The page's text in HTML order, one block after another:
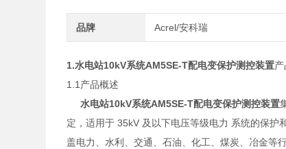
品牌 Acrel/安科瑞
1.水电站10kV系统AM5SE-T配电变保护测控装置
1.1产品概述
水电站10kV系统AM5SE-T配电变保护测控装置
定，适用于 35kV 及以下电压等级电力 系统的保
盖电力、水利、交通、石油、化工、煤炭、冶金等